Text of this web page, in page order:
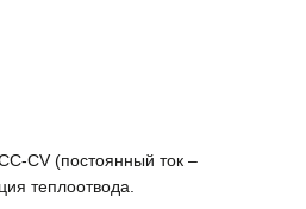
CV (постоянный ток –
теплоотвода.